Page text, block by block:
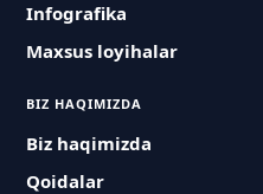
Infografika
Maxsus loyihalar
BIZ HAQIMIZDA
Biz haqimizda
Qoidalar